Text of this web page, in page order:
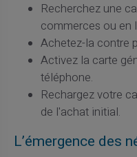
Recherchez une
commerces ou en
Achetez-la contre
Activez la carte
téléphone.
Rechargez votre
de l'achat initial.
L’émergence des